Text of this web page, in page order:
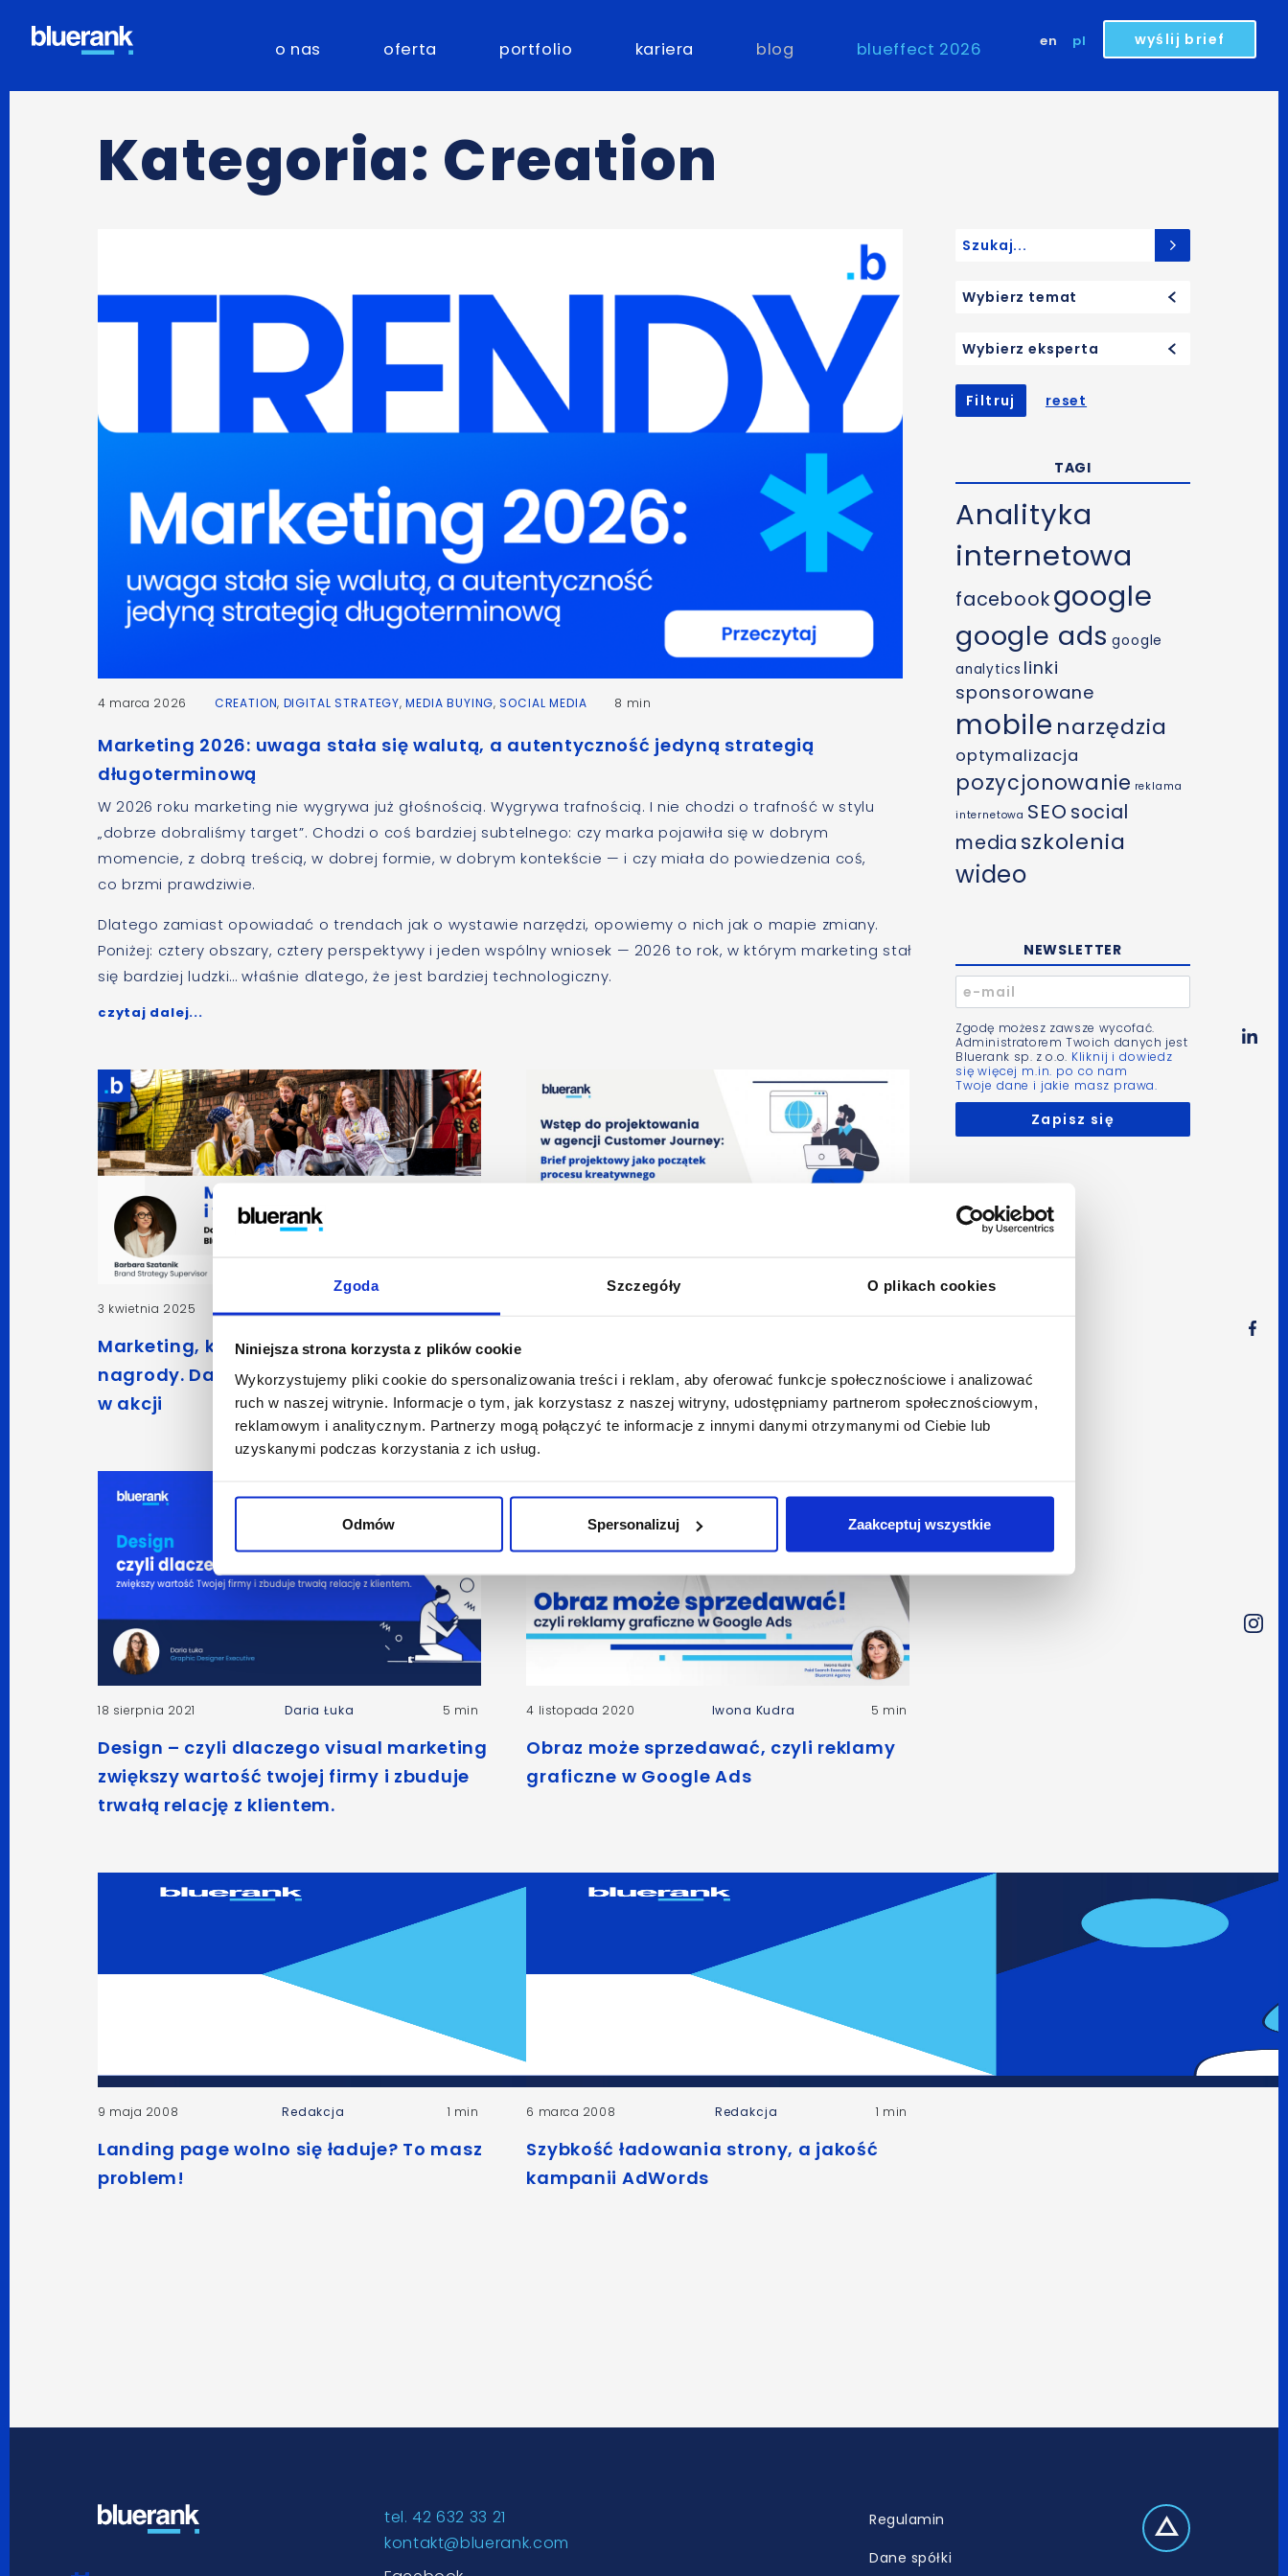
Zgoda Szczegóły O plikach cookies
Niniejsza strona korzysta z plików cookie
Wykorzystujemy pliki cookie do spersonalizowania treści i reklam, aby oferować funkcje społecznościowe i analizować
ruch w naszej witrynie. Informacje o tym, jak korzystasz z naszej witryny, udostępniamy partnerom społecznościowym,
reklamowym i analitycznym. Partnerzy mogą połączyć te informacje z innymi danymi otrzymanymi od Ciebie lub
uzyskanymi podczas korzystania z ich usług.
Odmów Spersonalizuj Zaakceptuj wszystkie
en pl wyślij brief
o nas oferta portfolio kariera blog blueffect 2026
Kategoria: Creation
4 marca 2026 CREATION, DIGITAL STRATEGY,MEDIA BUYING,SOCIAL MEDIA 8 min
Marketing 2026: uwaga stała się walutą, a autentyczność jedyną strategią
długoterminową
W 2026 roku marketing nie wygrywa już głośnością. Wygrywa trafnością. I nie chodzi o trafność w stylu
„dobrze dobraliśmy target”. Chodzi o coś bardziej subtelnego: czy marka pojawiła się w dobrym
momencie, z dobrą treścią, w dobrej formie, w dobrym kontekście — i czy miała do powiedzenia coś,
co brzmi prawdziwie.
Dlatego zamiast opowiadać o trendach jak o wystawie narzędzi, opowiemy o nich jak o mapie zmiany.
Poniżej: cztery obszary, cztery perspektywy i jeden wspólny wniosek — 2026 to rok, w którym marketing stał
się bardziej ludzki… właśnie dlatego, że jest bardziej technologiczny.
czytaj dalej...
3 kwietnia 2025 Barbara Szatanik 3 min
Marketing, który działa i wygrywa
nagrody. Dan Cake i Bluerank Bluespace
w akcji
Customer Journey: Brief projektowy jako
początek procesu kreatywnego
18 sierpnia 2021 Daria Łuka 5 min
Design – czyli dlaczego visual marketing
zwiększy wartość twojej firmy i zbuduje
trwałą relację z klientem.
4 listopada 2020 Iwona Kudra 5 min
Obraz może sprzedawać, czyli reklamy
graficzne w Google Ads
9 maja 2008 Redakcja 1 min
Landing page wolno się ładuje? To masz
problem!
6 marca 2008 Redakcja 1 min
Szybkość ładowania strony, a jakość
kampanii AdWords
Wybierz temat
Wybierz eksperta
Filtruj reset
TAGI
Analityka
internetowa
facebookgoogle
google ads google
analytics linki
sponsorowane
mobile narzędzia
optymalizacja
pozycjonowanie reklama
internetowa SEO social
media szkolenia
wideo
NEWSLETTER
Zgodę możesz zawsze wycofać.
Administratorem Twoich danych jest
Bluerank sp. z o.o. Kliknij i dowiedz
się więcej m.in. po co nam
Twoje dane i jakie masz prawa.
tel. 42 632 33 21
kontakt@bluerank.com
Regulamin
Dane spółki